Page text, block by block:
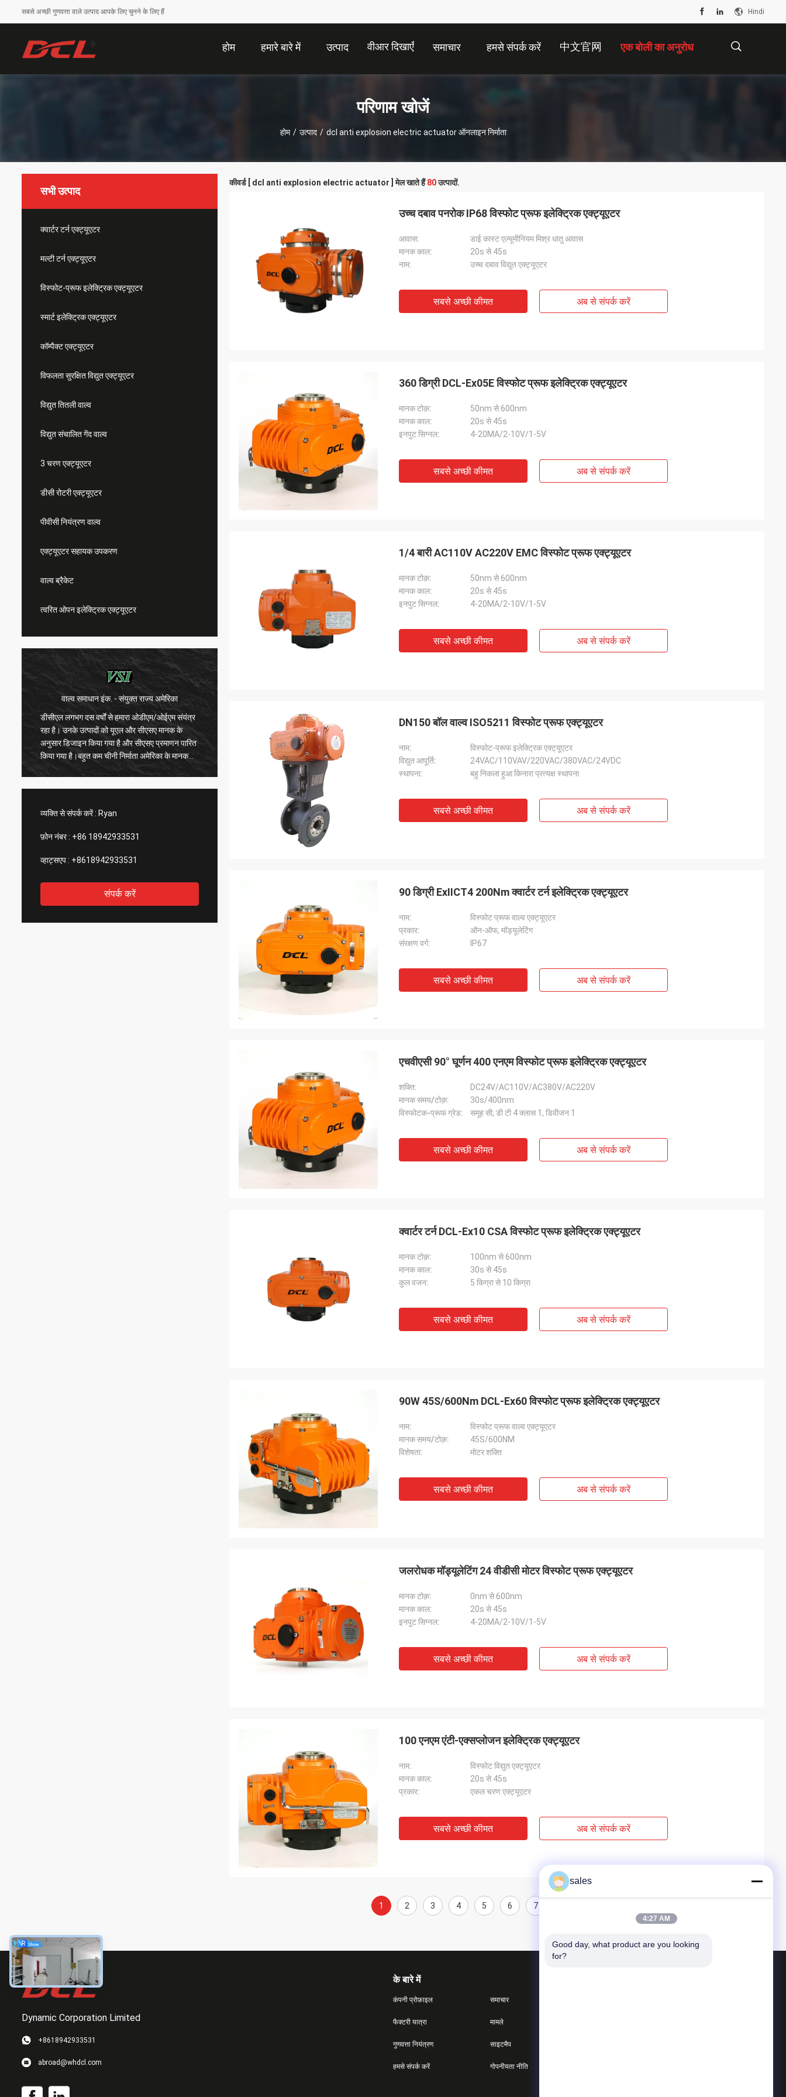
सबसे अच्छी गुणवत्ता वाले उत्पाद आपके लिए चुनने के लिए हैं Hindi
होम हमारे बारे में उत्पाद वीआर दिखाएँ समाचार हमसे संपर्क करें 中文官网 एक बोली का अनुरोध
परिणाम खोजें
होम / उत्पाद / dcl anti explosion electric actuator ऑनलाइन निर्माता
सभी उत्पाद
क्वार्टर टर्न एक्ट्यूएटर
मल्टी टर्न एक्ट्यूएटर
विस्फोट-प्रूफ इलेक्ट्रिक एक्ट्यूएटर
स्मार्ट इलेक्ट्रिक एक्ट्यूएटर
कॉम्पैक्ट एक्ट्यूएटर
विफलता सुरक्षित विद्युत एक्ट्यूएटर
विद्युत तितली वाल्व
विद्युत संचालित गेंद वाल्व
3 चरण एक्ट्यूएटर
डीसी रोटरी एक्ट्यूएटर
पीवीसी नियंत्रण वाल्व
एक्ट्यूएटर सहायक उपकरण
वाल्व ब्रैकेट
त्वरित ओपन इलेक्ट्रिक एक्ट्यूएटर
वाल्व समाधान इंक. - संयुक्त राज्य अमेरिका
डीसीएल लगभग दस वर्षों से हमारा ओडीएम/ओईएम संयंत्र
रहा है। उनके उत्पादों को यूएल और सीएसए मानक के
अनुसार डिजाइन किया गया है और सीएसए प्रमाणन पारित
किया गया है।बहुत कम चीनी निर्माता अमेरिका के मानक
इलेक्ट्रिक एक्टुएटरों का उत्पादन इतनी अच्छी गुणवत्ता के
डीसीएल के साथ 15 वर्षों के सहयोग के बाद, हम डीसीएल
के उत्पादों से बहुत संतुष्ट हैं। डीसीएल गुणवत्ता को पहले
रखता है और उनके कर्मचारी उत्पादों के लिए बहुत कठोर
हैं।वे हमेशा अपने नए डिजाइन और उन्नयन की पुष्टि करने
के लिए कई प्रयोग और परीक्षण करते हैंहम आउटसोर्सिंग
भागों के लिए उनके अद्भुत गुणवत्ता नियंत्रण के बारे में भी
डीसीएल 6 वर्षों से हमारा भागीदार और आपूर्तिकर्ता रहा है।
उनके विद्युत अभिकर्मकों का उपयोग हमारे प्रशीतन
कंप्रेसरों के हमारे मार्गदर्शक फैन को चलाने के लिए किया
जाता है।हमारे केंद्रीय वातानुकूलन DCL के उत्पादों के
साथ दुनिया भर में HVAC में ग्राहकों की सेवा कर रहे हैंवे
लगातार बहुत विश्वसनीय उत्पाद और बहुत समय पर सेवा
व्यक्ति से संपर्क करें : Ryan
फ़ोन नंबर : +86 18942933531
व्हाट्सएप : +8618942933531
संपर्क करें
कीवर्ड [ dcl anti explosion electric actuator ] मेल खाते हैं80उत्पादों.
उच्च दबाव पनरोक IP68 विस्फोट प्रूफ इलेक्ट्रिक एक्ट्यूएटर
आवास:
डाई कास्ट एल्यूमीनियम मिश्र धातु आवास
मानक काल:
20s से 45s
नाम:
उच्च दबाव विद्युत एक्ट्यूएटर
सबसे अच्छी कीमत अब से संपर्क करें
360 डिग्री DCL-Ex05E विस्फोट प्रूफ इलेक्ट्रिक एक्ट्यूएटर
मानक टोक़:
50nm से 600nm
मानक काल:
20s से 45s
इनपुट सिग्नल:
4-20MA/2-10V/1-5V
सबसे अच्छी कीमत अब से संपर्क करें
1/4 बारी AC110V AC220V EMC विस्फोट प्रूफ एक्ट्यूएटर
मानक टोक़:
50nm से 600nm
मानक काल:
20s से 45s
इनपुट सिग्नल:
4-20MA/2-10V/1-5V
सबसे अच्छी कीमत अब से संपर्क करें
DN150 बॉल वाल्व ISO5211 विस्फोट प्रूफ एक्ट्यूएटर
नाम:
विस्फोट-प्रूफ इलेक्ट्रिक एक्ट्यूएटर
विद्युत आपूर्ति:
24VAC/110VAV/220VAC/380VAC/24VDC
स्थापना:
बहु निकला हुआ किनारा प्रत्यक्ष स्थापना
सबसे अच्छी कीमत अब से संपर्क करें
90 डिग्री ExIICT4 200Nm क्वार्टर टर्न इलेक्ट्रिक एक्ट्यूएटर
नाम:
विस्फोट प्रूफ वाल्व एक्ट्यूएटर
प्रकार:
ऑन-ऑफ, मॉड्यूलेटिंग
संरक्षण वर्ग:
IP67
सबसे अच्छी कीमत अब से संपर्क करें
एचवीएसी 90° घूर्णन 400 एनएम विस्फोट प्रूफ इलेक्ट्रिक एक्ट्यूएटर
शक्ति:
DC24V/AC110V/AC380V/AC220V
मानक समय/टोक़:
30s/400nm
विस्फोटक-प्रूफ ग्रेड:
समूह सी, डी टी 4 क्लास 1, डिवीजन 1
सबसे अच्छी कीमत अब से संपर्क करें
क्वार्टर टर्न DCL-Ex10 CSA विस्फोट प्रूफ इलेक्ट्रिक एक्ट्यूएटर
मानक टोक़:
100nm से 600nm
मानक काल:
30s से 45s
कुल वजन:
5 किग्रा से 10 किग्रा
सबसे अच्छी कीमत अब से संपर्क करें
90W 45S/600Nm DCL-Ex60 विस्फोट प्रूफ इलेक्ट्रिक एक्ट्यूएटर
नाम:
विस्फोट प्रूफ वाल्व एक्ट्यूएटर
मानक समय/टोक़:
45S/600NM
विशेषता:
मोटर शक्ति
सबसे अच्छी कीमत अब से संपर्क करें
जलरोधक मॉड्यूलेटिंग 24 वीडीसी मोटर विस्फोट प्रूफ एक्ट्यूएटर
मानक टोक़:
0nm से 600nm
मानक काल:
20s से 45s
इनपुट सिग्नल:
4-20MA/2-10V/1-5V
सबसे अच्छी कीमत अब से संपर्क करें
100 एनएम एंटी-एक्सप्लोजन इलेक्ट्रिक एक्ट्यूएटर
नाम:
विस्फोट विद्युत एक्ट्यूएटर
मानक काल:
20s से 45s
प्रकार:
एकल चरण एक्ट्यूएटर
सबसे अच्छी कीमत अब से संपर्क करें
1 2 3 4 5 6 7
Dynamic Corporation Limited
+8618942933531
abroad@whdcl.com
के बारे में
कंपनी प्रोफ़ाइल
फैक्टरी यात्रा
गुणवत्ता नियंत्रण
हमसे संपर्क करें
समाचार
मामले
साइटमैप
गोपनीयता नीति
sales
4:27 AM
Good day, what product are you looking
for?